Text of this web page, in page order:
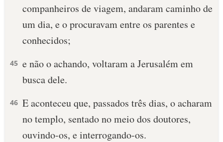
companheiros de viagem, andaram caminho de
um dia, e o procuravam entre os parentes e
conhecidos;
45 e não o achando, voltaram a Jerusalém em
busca dele.
46 E aconteceu que, passados três dias, o acharam
no templo, sentado no meio dos doutores,
ouvindo-os, e interrogando-os.